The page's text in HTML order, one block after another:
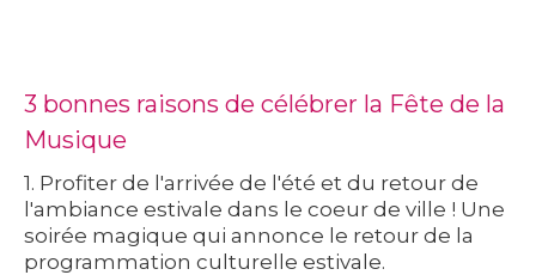
3 bonnes raisons de célébrer la Fête de la
Musique
1. Profiter de l'arrivée de l'été et du retour de
l'ambiance estivale dans le coeur de ville ! Une
soirée magique qui annonce le retour de la
programmation culturelle estivale.